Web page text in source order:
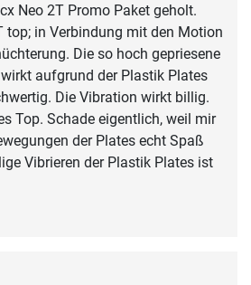
Neo 2T Promo Paket geholt.
top; in Verbindung mit den Motion
Die so hoch gepriesene
aufgrund der Plastik Plates
Die Vibration wirkt billig.
Top. Schade eigentlich, weil mir
der Plates echt Spaß
Vibrieren der Plastik Plates ist